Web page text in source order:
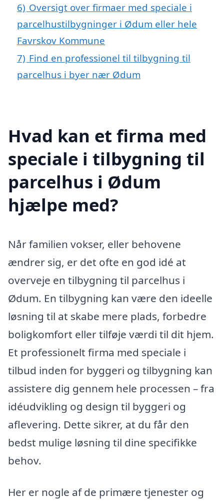
6) Oversigt over firmaer med speciale i
parcelhustilbygninger i Ødum eller hele
Favrskov Kommune
7) Find en professionel til tilbygning til
parcelhus i byer nær Ødum
Hvad kan et firma med
speciale i tilbygning til
parcelhus i Ødum
hjælpe med?
Når familien vokser, eller behovene
ændrer sig, er det ofte en god idé at
overveje en tilbygning til parcelhus i
Ødum. En tilbygning kan være den ideelle
løsning til at skabe mere plads, forbedre
boligkomfort eller tilføje værdi til dit hjem.
Et professionelt firma med speciale i
tilbud inden for byggeri og tilbygning kan
assistere dig gennem hele processen – fra
idéudvikling og design til byggeri og
aflevering. Dette sikrer, at du får den
bedst mulige løsning til dine specifikke
behov.
Her er nogle af de primære tjenester og